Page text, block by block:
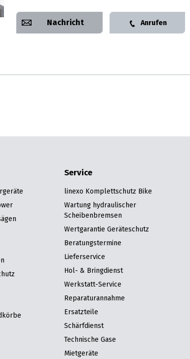
Nachricht Anrufen
Service
linexo Komplettschutz Bike
Wartung hydraulischer
Scheibenbremsen
Wertgarantie Geräteschutz
Beratungstermine
Lieferservice
Hol- & Bringdienst
Werkstatt-Service
Reparaturannahme
Ersatzteile
Schärfdienst
Technische Gase
Mietgeräte